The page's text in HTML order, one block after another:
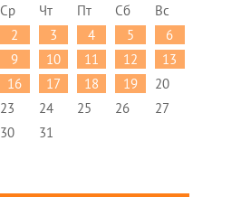
Ср Чт Пт Сб
Вс
2 3 4 5
6
9 10 11 12
13
16 17 18 19
20
23 24 25 26
27
30 31